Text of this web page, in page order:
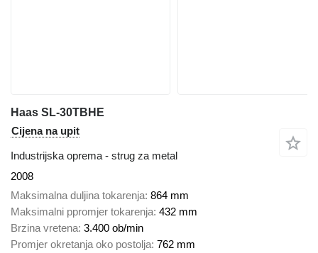
Haas SL-30TBHE
Cijena na upit
Industrijska oprema - strug za metal
2008
Maksimalna duljina tokarenja 864 mm
Maksimalni ppromjer tokarenja 432 mm
Brzina vretena 3.400 ob/min
Promjer okretanja oko postolja 762 mm